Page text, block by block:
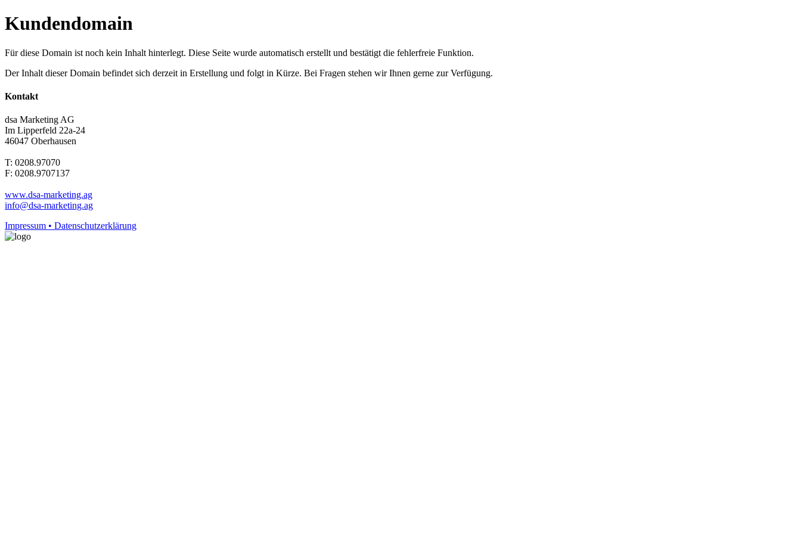
Kundendomain
Für diese Domain ist noch kein Inhalt hinterlegt. Diese Seite wurde automatisch erstellt und bestätigt die fehlerfreie Funktion.
Der Inhalt dieser Domain befindet sich derzeit in Erstellung und folgt in Kürze. Bei Fragen stehen wir Ihnen gerne zur Verfügung.
Kontakt
dsa Marketing AG
Im Lipperfeld 22a-24
46047 Oberhausen
T: 0208.97070
F: 0208.9707137
www.dsa-marketing.ag
info@dsa-marketing.ag
Impressum • Datenschutzerklärung